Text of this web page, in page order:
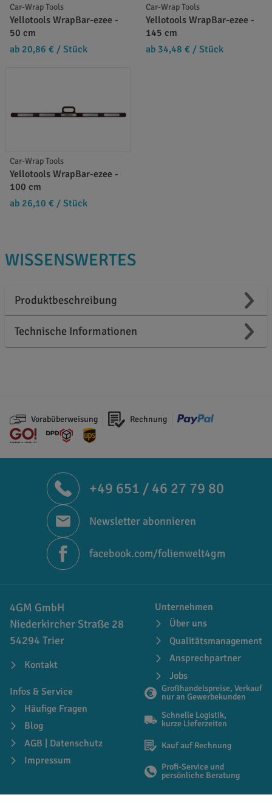
Car-Wrap Tools
Yellotools WrapBar-ezee -
50 cm
ab 20,86 € / Stück
Car-Wrap Tools
Yellotools WrapBar-ezee -
145 cm
ab 34,48 € / Stück
Car-Wrap Tools
Yellotools WrapBar-ezee -
100 cm
ab 26,10 € / Stück
WISSENSWERTES
Produktbeschreibung
Technische Informationen
Vorabüberweisung Rechnung
+49 651 / 46 27 79 80
Newsletter abonnieren
facebook.com/folienwelt4gm
4GM GmbH
Niederkircher Straße 28
54294 Trier
Kontakt
Unternehmen
Über uns
Qualitätsmanagement
Ansprechpartner
Jobs
Infos & Service
Häufige Fragen
Blog
AGB | Datenschutz
Impressum
Großhandelspreise, Verkauf
nur an Gewerbekunden
Schnelle Logistik,
kurze Lieferzeiten
Kauf auf Rechnung
Profi-Service und
persönliche Beratung